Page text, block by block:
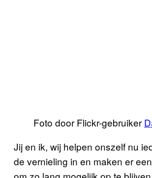
Foto door Flickr-gebruiker
Jij en ik, wij helpen onszelf nu
de vernieling in en maken er